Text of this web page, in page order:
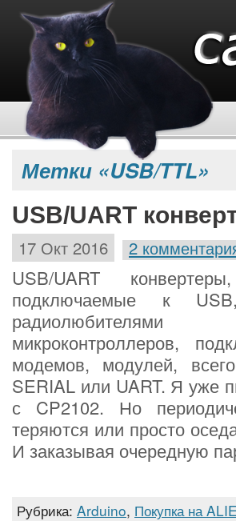
Метки «USB/TTL»
USB/UART
17 Окт 2016 2
USB/UART
подключаемые к USB,
радиолюбителями
микроконтроллеров,
модемов, модулей,
SERIAL или UART. Я уже
с CP2102. Но
теряются или просто
И заказывая очередную
Рубрика: Arduino, Покупка на